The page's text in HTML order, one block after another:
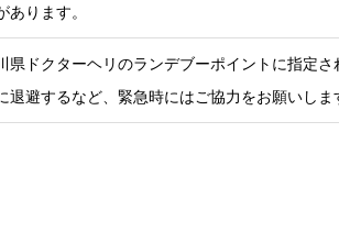
ります。
県ドクターヘリのランデブーポイントに指定さ
避するなど、緊急時にはご協力をお願いしま